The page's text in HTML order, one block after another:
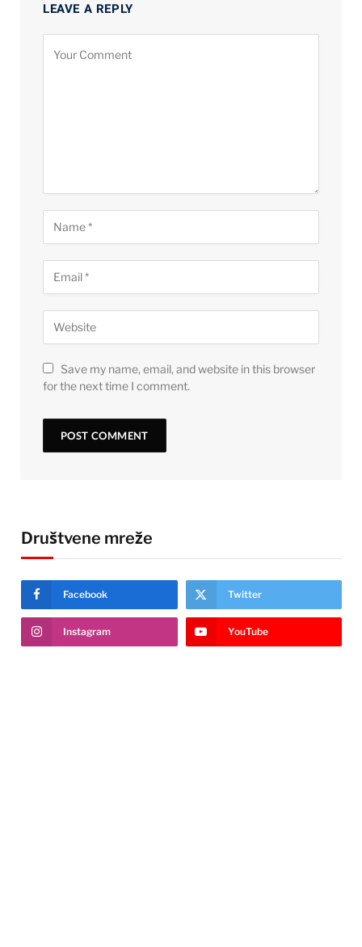
LEAVE A REPLY
Save my name, email, and website in this browser
for the next time I comment.
Društvene mreže
Facebook Twitter
Instagram YouTube